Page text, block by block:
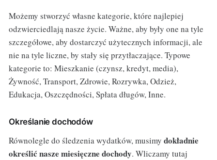
Możemy stworzyć własne kategorie, które najlepiej
odzwierciedlają nasze życie. Ważne, aby były one na tyle
szczegółowe, aby dostarczyć użytecznych informacji, ale
nie na tyle liczne, by stały się przytłaczające. Typowe
kategorie to: Mieszkanie (czynsz, kredyt, media),
Żywność, Transport, Zdrowie, Rozrywka, Odzież,
Edukacja, Oszczędności, Spłata długów, Inne.
Określanie dochodów
Równolegle do śledzenia wydatków, musimy dokładnie
określić nasze miesięczne dochody. Wliczamy tutaj